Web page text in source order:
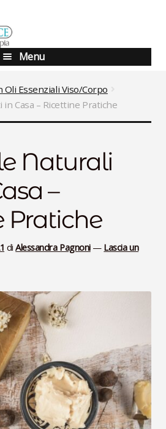
Menu
Oli Essenziali Viso/Corpo
in Casa – Ricettine Pratiche
Naturali
–
Pratiche
diAlessandra Pagnoni — Lascia un